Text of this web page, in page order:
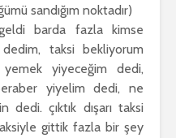
sandığım noktadır)
barda fazla kimse
dedim, taksi bekliyorum
yiyeceğim dedi,
yiyelim dedi, ne
çıktık dışarı taksi
gittik fazla bir şey